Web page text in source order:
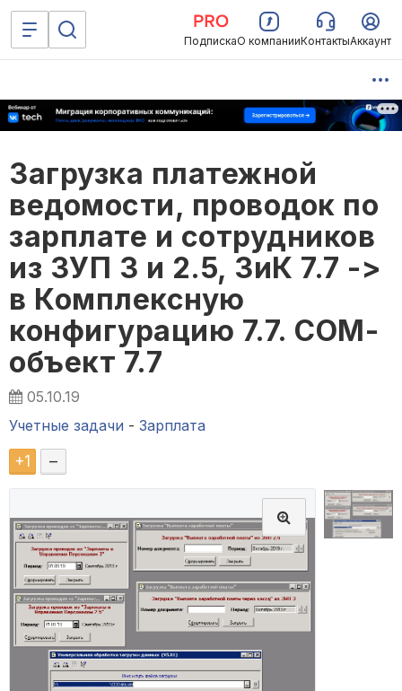
ПодпискаО компанииКонтактыАккаунт
Загрузка платежной
ведомости, проводок по
зарплате и сотрудников
из ЗУП 3 и 2.5, ЗиК 7.7 ->
в Комплексную
конфигурацию 7.7. COM-
объект 7.7
05.10.19
Учетные задачи - Зарплата
+1 –